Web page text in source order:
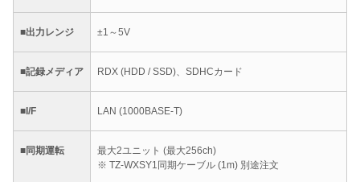
■出力レンジ ±1～5V
■記録メディア RDX (HDD / SSD)、SDHCカード
■I/F LAN (1000BASE-T)
■同期運転
最大2ユニット (最大256ch)
※ TZ-WXSY1同期ケーブル (1m) 別途注文